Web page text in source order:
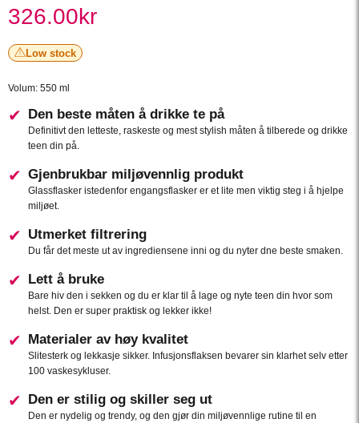
326.00kr
Low stock
Volum: 550 ml
Den beste måten å drikke te på
Definitivt den letteste, raskeste og mest stylish måten å tilberede og drikke
teen din på.
Gjenbrukbar miljøvennlig produkt
Glassflasker istedenfor engangsflasker er et lite men viktig steg i å hjelpe
miljøet.
Utmerket filtrering
Du får det meste ut av ingrediensene inni og du nyter dne beste smaken.
Lett å bruke
Bare hiv den i sekken og du er klar til å lage og nyte teen din hvor som
helst. Den er super praktisk og lekker ikke!
Materialer av høy kvalitet
Slitesterk og lekkasje sikker. Infusjonsflaksen bevarer sin klarhet selv etter
100 vaskesykluser.
Den er stilig og skiller seg ut
Den er nydelig og trendy, og den gjør din miljøvennlige rutine til en